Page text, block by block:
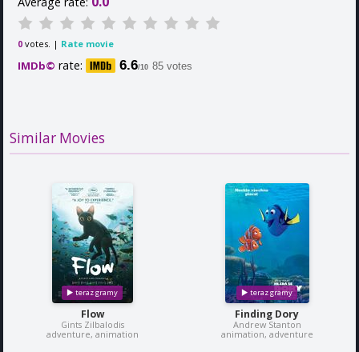
0 votes. | Rate movie
IMDb© rate: 6.6/10 85 votes
Similar Movies
Flow
Gints Zilbalodis
adventure, animation
Finding Dory
Andrew Stanton
animation, adventure